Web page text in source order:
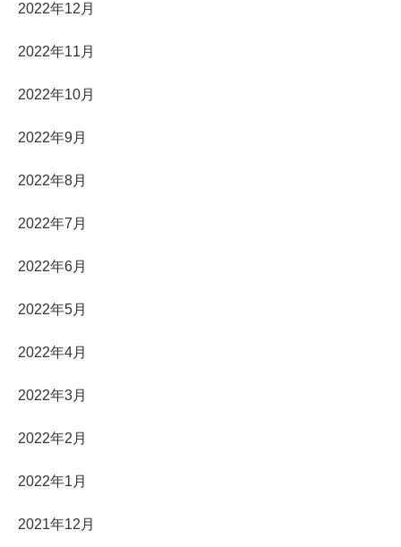
2022年12月
2022年11月
2022年10月
2022年9月
2022年8月
2022年7月
2022年6月
2022年5月
2022年4月
2022年3月
2022年2月
2022年1月
2021年12月